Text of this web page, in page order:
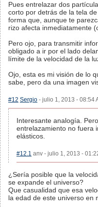
Pues entrelazar dos
corto por detrás de la tela
forma que, aunque te
rizo afecta inmediatamente
Pero ojo, para transmitir
obligado a ir por el lado
límite de la velocidad de la
Ojo, esta es mi visión de lo
sabe, pero da una imagen
#12 Sergio - julio 1, 2013 - 08:54
Interesante analogía.
entrelazamiento no fuera
elásticos.
#12.1 anv - julio 1, 2013 -
¿Sería posible que la
se expande el universo?
Que casualidad que esa
la edad de este universo en